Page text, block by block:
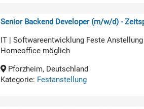
Senior Backend Developer (m/w/d) -
IT | Softwareentwicklung Feste
Homeoffice möglich
Pforzheim, Deutschland
Kategorie: Festanstellung